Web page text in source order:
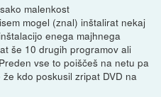
malenkost
mogel (znal) inštalirat nekaj
enega majhnega
še 10 drugih programov ali
vse to poiščeš na netu pa
kdo poskusil zripat DVD na